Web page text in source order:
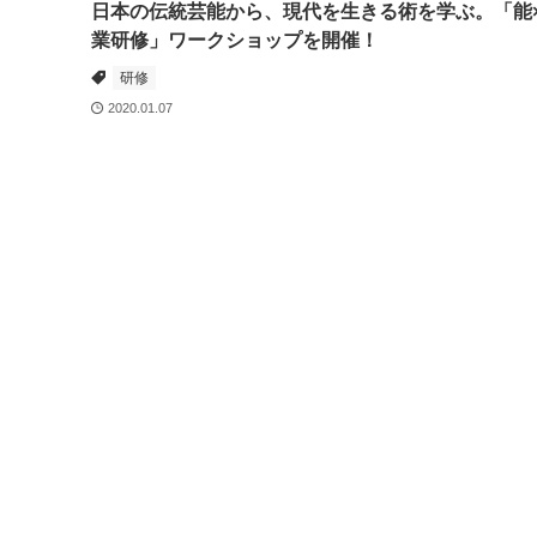
日本の伝統芸能から、現代を生きる術を学ぶ。「能
業研修」ワークショップを開催！
研修
2020.01.07